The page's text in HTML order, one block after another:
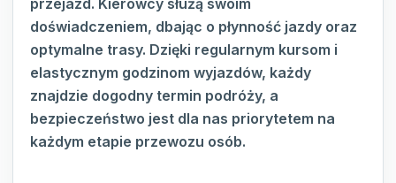
przejazd. Kierowcy służą swoim
doświadczeniem, dbając o płynność jazdy oraz
optymalne trasy. Dzięki regularnym kursom i
elastycznym godzinom wyjazdów, każdy
znajdzie dogodny termin podróży, a
bezpieczeństwo jest dla nas priorytetem na
każdym etapie przewozu osób.